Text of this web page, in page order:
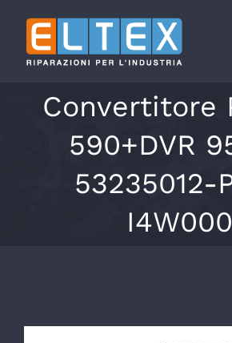
contenuto
Convertitore
590+DVR
53235012-
I4W000